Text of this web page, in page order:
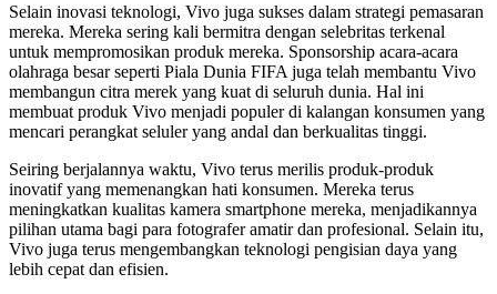
Selain inovasi teknologi, Vivo juga sukses dalam strategi pemasaran
mereka. Mereka sering kali bermitra dengan selebritas terkenal
untuk mempromosikan produk mereka. Sponsorship acara-acara
olahraga besar seperti Piala Dunia FIFA juga telah membantu Vivo
membangun citra merek yang kuat di seluruh dunia. Hal ini
membuat produk Vivo menjadi populer di kalangan konsumen yang
mencari perangkat seluler yang andal dan berkualitas tinggi.
Seiring berjalannya waktu, Vivo terus merilis produk-produk
inovatif yang memenangkan hati konsumen. Mereka terus
meningkatkan kualitas kamera smartphone mereka, menjadikannya
pilihan utama bagi para fotografer amatir dan profesional. Selain itu,
Vivo juga terus mengembangkan teknologi pengisian daya yang
lebih cepat dan efisien.